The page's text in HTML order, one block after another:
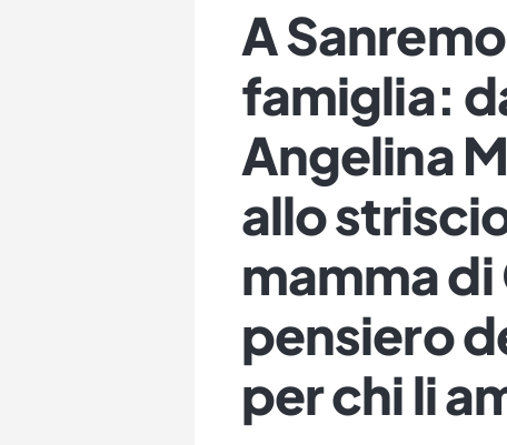
A
famiglia:
Angelina
allo
mamma
pensiero
per chi li